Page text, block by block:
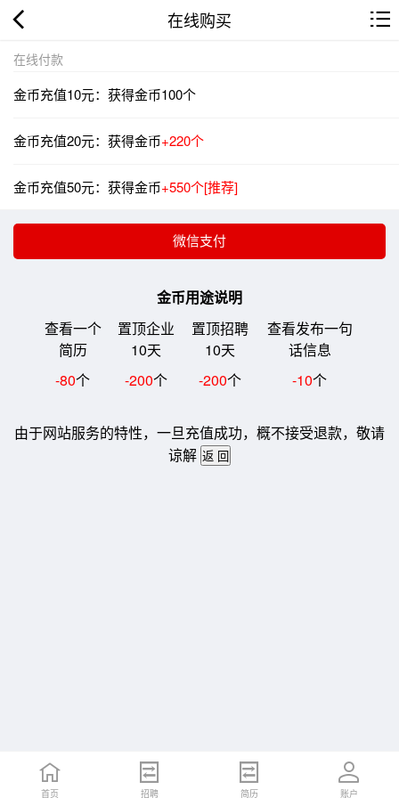
在线购买
在线付款
金币充值10元：获得金币100个
金币充值20元：获得金币+220个
金币充值50元：获得金币+550个[推荐]
金币用途说明
查看一个
简历
置顶企业
10天
置顶招聘
10天
查看发布一句
话信息
-80个 -200个 -200个 -10个
由于网站服务的特性，一旦充值成功，概不接受退款，敬请
谅解
首页 招聘 简历 账户